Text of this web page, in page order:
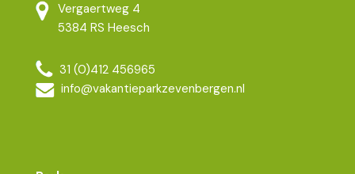
Vergaertweg 4
5384 RS Heesch
31 (0)412 456965
info@vakantieparkzevenbergen.nl